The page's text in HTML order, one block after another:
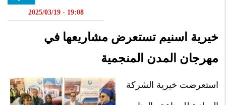
19:08 - 2025/03/19
خيرية اسنيم تستعرض مشاريعها في
مهرجان المدن المنجمية
استعرضت خيرية الشركة